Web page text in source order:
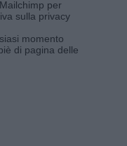
per
sulla privacy
momento
di pagina delle